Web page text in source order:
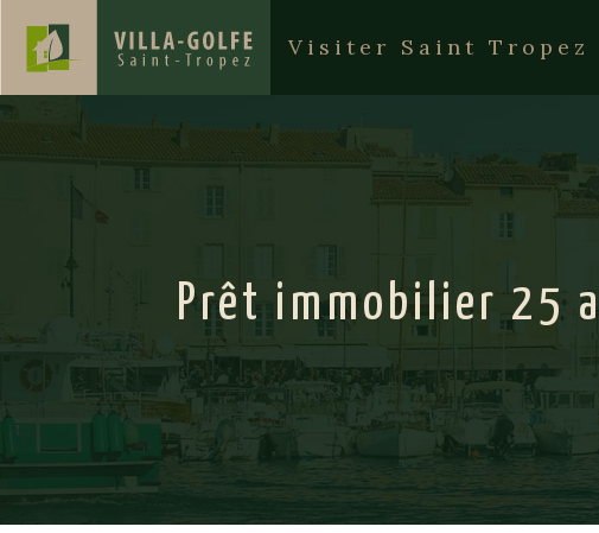
Visiter Saint Tropez
Prêt immobilier 25